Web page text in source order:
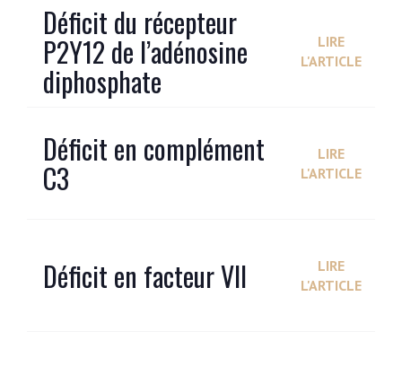
Déficit du récepteur
P2Y12 de l’adénosine
diphosphate
LIRE
L'ARTICLE
Déficit en complément
C3
LIRE
L'ARTICLE
Déficit en facteur VII
LIRE
L'ARTICLE